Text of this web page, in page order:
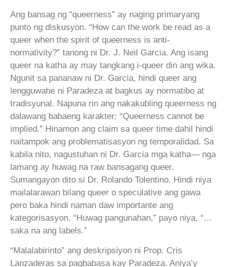
Ang bansag ng “queerness” ay naging primaryang
punto ng diskusyon. “How can the work be read as a
queer when the spirit of queerness is anti-
normativity?” tanong ni Dr. J. Neil Garcia. Ang isang
queer na katha ay may tangkang i-queer din ang wika.
Ngunit sa pananaw ni Dr. Garcia, hindi queer ang
lengguwahe ni Paradeza at bagkus ay normatibo at
tradisyunal. Napuna rin ang nakakubling queerness ng
dalawang babaeng karakter: “Queerness cannot be
implied.” Hinamon ang claim sa queer time dahil hindi
naitampok ang problematisasyon ng temporalidad. Sa
kabila nito, nagustuhan ni Dr. Garcia mga katha— nga
lamang ay huwag na raw bansagang queer.
Sumangayon dito si Dr. Rolando Tolentino. Hindi niya
mailalarawan bilang queer o speculative ang gawa
pero baka hindi naman daw importante ang
kategorisasyon. “Huwag pangunahan,” payo niya, “…
saka na ang labels.”
“Malalabirinto” ang deskripsiyon ni Prop. Cris
Lanzaderas sa pagbabasa kay Paradeza. Aniya’y